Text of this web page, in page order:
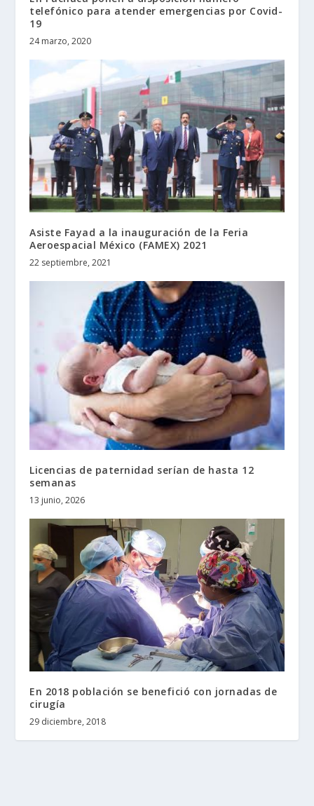
telefónico para atender emergencias por Covid-
19
24 marzo, 2020
Asiste Fayad a la inauguración de la Feria
Aeroespacial México (FAMEX) 2021
22 septiembre, 2021
Licencias de paternidad serían de hasta 12
semanas
13 junio, 2026
En 2018 población se benefició con jornadas de
cirugía
29 diciembre, 2018